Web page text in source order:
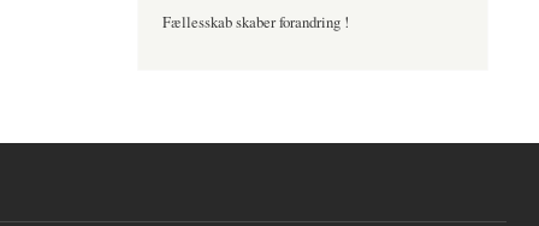
Fællesskab skaber forandring !